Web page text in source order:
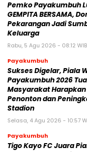
Pemko Payakumbuh
GEMPITA BERSAMA,
Pekarangan Jadi
Keluarga
Rabu, 5 Agu 2026 - 08:12 WIB
Payakumbuh
Sukses Digelar, Piala
Payakumbuh 2026
Masyarakat Harapkan
Penonton dan
Stadion
Selasa, 4 Agu 2026 - 10:57
Payakumbuh
Tigo Kayo FC Juara